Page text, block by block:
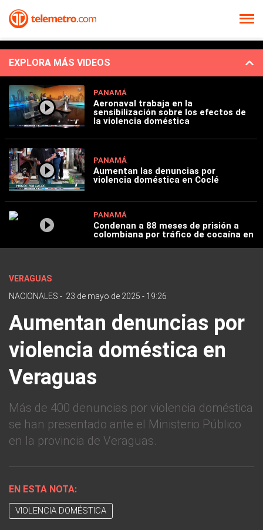
EXPLORA MÁS VIDEOS
PANAMÁ
Aeronaval trabaja en la
sensibilización sobre los efectos de
la violencia doméstica
PANAMÁ
Aumentan las denuncias por
violencia doméstica en Coclé
PANAMÁ
Condenan a 88 meses de prisión a
colombiana por tráfico de cocaína en
VERAGUAS
NACIONALES - 23 de mayo de 2025 - 19:26
Aumentan denuncias por
violencia doméstica en
Veraguas
Más de 400 denuncias por violencia doméstica
se han presentado ante el Ministerio Público
en la provincia de Veraguas.
EN ESTA NOTA:
VIOLENCIA DOMÉSTICA